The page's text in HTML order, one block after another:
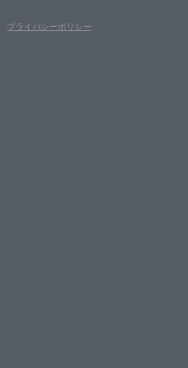
プライバシーポリシー